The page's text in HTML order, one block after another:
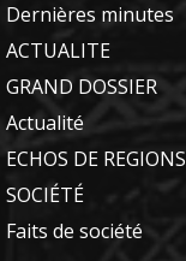
Dernières minutes
ACTUALITE
GRAND DOSSIER
Actualité
ECHOS DE REGIONS
SOCIÉTÉ
Faits de société